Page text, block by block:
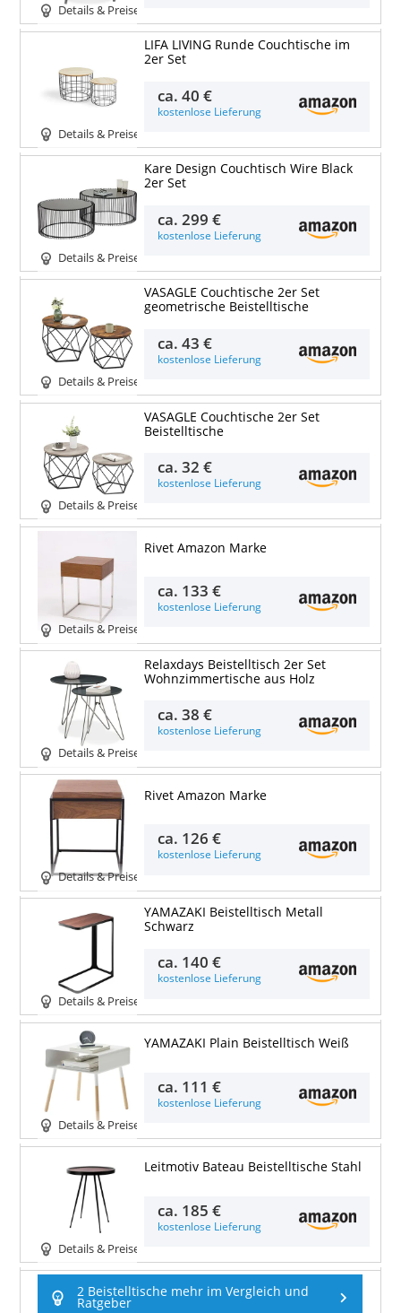
Details & Preise
Details & Preise
LIFA LIVING Runde Couchtische im
2er Set
ca.40 €
kostenlose Lieferung
Details & Preise
Kare Design Couchtisch Wire Black
2er Set
ca.299 €
kostenlose Lieferung
Details & Preise
VASAGLE Couchtische 2er Set
geometrische Beistelltische
ca.43 €
kostenlose Lieferung
Details & Preise
VASAGLE Couchtische 2er Set
Beistelltische
ca.32 €
kostenlose Lieferung
Details & Preise
Rivet Amazon Marke
ca. 133 €
kostenlose Lieferung
Details & Preise
Relaxdays Beistelltisch 2er Set
Wohnzimmertische aus Holz
ca.38 €
kostenlose Lieferung
Details & Preise
Rivet Amazon Marke
ca. 126 €
kostenlose Lieferung
Details & Preise
YAMAZAKI Beistelltisch Metall
Schwarz
ca. 140 €
kostenlose Lieferung
Details & Preise
YAMAZAKI Plain Beistelltisch Weiß
ca. 111 €
kostenlose Lieferung
Details & Preise
Leitmotiv Bateau Beistelltische Stahl
ca. 185 €
kostenlose Lieferung
2 Beistelltische mehr im Vergleich und
Ratgeber